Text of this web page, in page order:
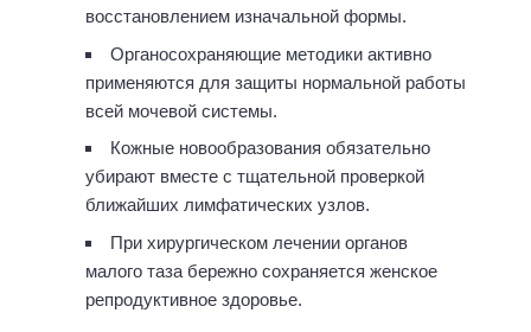
восстановлением изначальной формы.
Органосохраняющие методики активно
применяются для защиты нормальной работы
всей мочевой системы.
Кожные новообразования обязательно
убирают вместе с тщательной проверкой
ближайших лимфатических узлов.
При хирургическом лечении органов
малого таза бережно сохраняется женское
репродуктивное здоровье.